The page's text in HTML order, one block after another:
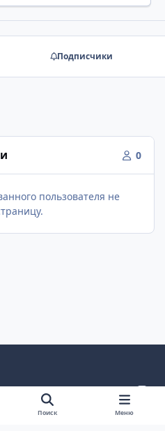
Подписчики
0
пользователя не
v
k
конфиденциальности
Поиск Меню